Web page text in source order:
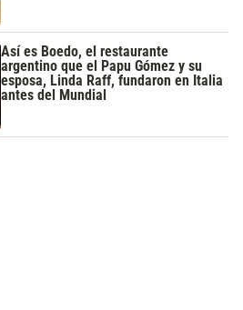
Así es Boedo, el restaurante
argentino que el Papu Gómez y su
esposa, Linda Raff, fundaron en Italia
antes del Mundial